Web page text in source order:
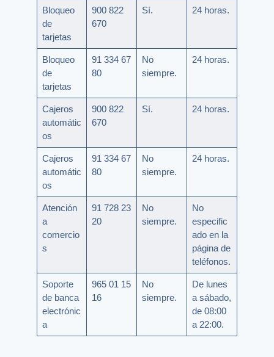
Bloqueo
de
tarjetas
900 822
670
Sí. 24 horas.
Bloqueo
de
tarjetas
91 334 67
80
No
siempre.
24 horas.
Cajeros
automátic
os
900 822
670
Sí. 24 horas.
Cajeros
automátic
os
91 334 67
80
No
siempre.
24 horas.
Atención
a
comercio
s
91 728 23
20
No
siempre.
No
especific
ado en la
página de
teléfonos.
Soporte
de banca
electrónic
a
965 01 15
16
No
siempre.
De lunes
a sábado,
de 08:00
a 22:00.